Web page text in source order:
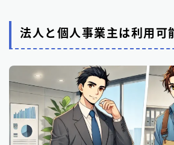
法人と個人事業主は利用可